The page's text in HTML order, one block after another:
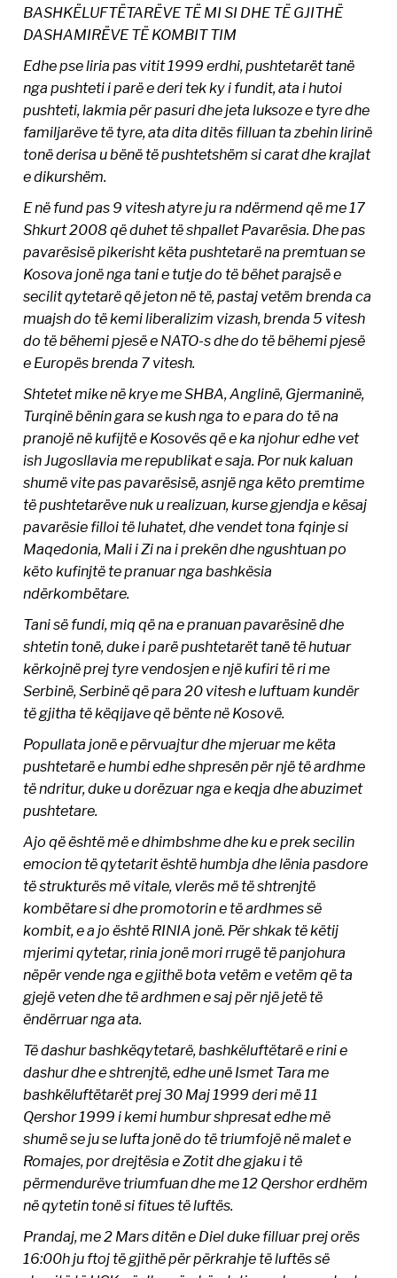
BASHKËLUFTËTARËVE TË MI SI DHE TË GJITHË
DASHAMIRËVE TË KOMBIT TIM
Edhe pse liria pas vitit 1999 erdhi, pushtetarët tanë
nga pushteti i parë e deri tek ky i fundit, ata i hutoi
pushteti, lakmia për pasuri dhe jeta luksoze e tyre dhe
familjarëve të tyre, ata dita ditës filluan ta zbehin lirinë
tonë derisa u bënë të pushtetshëm si carat dhe krajlat
e dikurshëm.
E në fund pas 9 vitesh atyre ju ra ndërmend që me 17
Shkurt 2008 që duhet të shpallet Pavarësia. Dhe pas
pavarësisë pikerisht këta pushtetarë na premtuan se
Kosova jonë nga tani e tutje do të bëhet parajsë e
secilit qytetarë që jeton në të, pastaj vetëm brenda ca
muajsh do të kemi liberalizim vizash, brenda 5 vitesh
do të bëhemi pjesë e NATO-s dhe do të bëhemi pjesë
e Europës brenda 7 vitesh.
Shtetet mike në krye me SHBA, Anglinë, Gjermaninë,
Turqinë bënin gara se kush nga to e para do të na
pranojë në kufijtë e Kosovës që e ka njohur edhe vet
ish Jugosllavia me republikat e saja. Por nuk kaluan
shumë vite pas pavarësisë, asnjë nga këto premtime
të pushtetarëve nuk u realizuan, kurse gjendja e kësaj
pavarësie filloi të luhatet, dhe vendet tona fqinje si
Maqedonia, Mali i Zi na i prekën dhe ngushtuan po
këto kufinjtë te pranuar nga bashkësia
ndërkombëtare.
Tani së fundi, miq që na e pranuan pavarësinë dhe
shtetin tonë, duke i parë pushtetarët tanë të hutuar
kërkojnë prej tyre vendosjen e një kufiri të ri me
Serbinë, Serbinë që para 20 vitesh e luftuam kundër
të gjitha të këqijave që bënte në Kosovë.
Popullata jonë e përvuajtur dhe mjeruar me këta
pushtetarë e humbi edhe shpresën për një të ardhme
të ndritur, duke u dorëzuar nga e keqja dhe abuzimet
pushtetare.
Ajo që është më e dhimbshme dhe ku e prek secilin
emocion të qytetarit është humbja dhe lënia pasdore
të strukturës më vitale, vlerës më të shtrenjtë
kombëtare si dhe promotorin e të ardhmes së
kombit, e a jo është RINIA jonë. Për shkak të këtij
mjerimi qytetar, rinia jonë mori rrugë të panjohura
nëpër vende nga e gjithë bota vetëm e vetëm që ta
gjejë veten dhe të ardhmen e saj për një jetë të
ëndërruar nga ata.
Të dashur bashkëqytetarë, bashkëluftëtarë e rini e
dashur dhe e shtrenjtë, edhe unë Ismet Tara me
bashkëluftëtarët prej 30 Maj 1999 deri më 11
Qershor 1999 i kemi humbur shpresat edhe më
shumë se ju se lufta jonë do të triumfojë në malet e
Romajes, por drejtësia e Zotit dhe gjaku i të
përmendurëve triumfuan dhe me 12 Qershor erdhëm
në qytetin tonë si fitues të luftës.
Prandaj, me 2 Mars ditën e Diel duke filluar prej orës
16:00h ju ftoj të gjithë për përkrahje të luftës së